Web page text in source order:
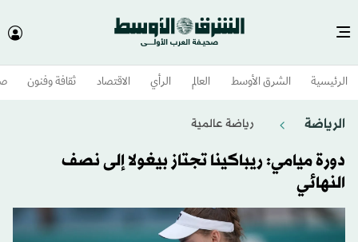
الرئيسية الشرق الأوسط​ العالم الرأي الاقتصاد ثقافة وفنون
الرياضة رياضة عالمية
دورة ميامي: ريباكينا تجتاز بيغولا إلى نصف
النهائي